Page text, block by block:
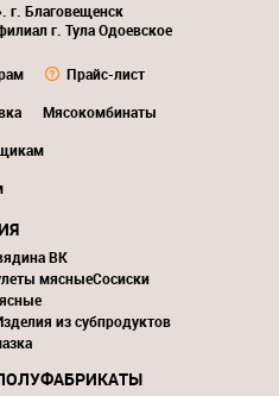
г. Благовещенск
г. Тула Одоевское
Прайс-лист
Мясокомбинаты
ВК
мясныеСосиски
из субпродуктов